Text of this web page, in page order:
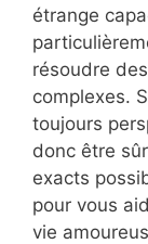
étrange
résoudre
complexes.
toujours
donc être
exacts
pour vous
vie